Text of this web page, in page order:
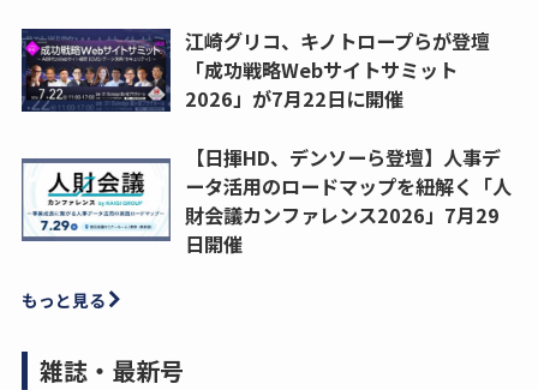
江崎グリコ、キノトロープらが登壇
「成功戦略Webサイトサミット
2026」が7月22日に開催
【日揮HD、デンソーら登壇】人事デ
ータ活用のロードマップを紐解く「人
財会議カンファレンス2026」7月29
日開催
もっと見る
雑誌・最新号